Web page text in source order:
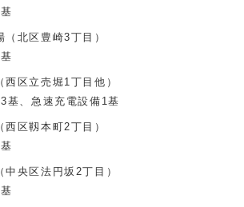
（北区豊崎3丁目）
区立売堀1丁目他）
基、急速充電設備1基
区靱本町2丁目）
央区法円坂2丁目）